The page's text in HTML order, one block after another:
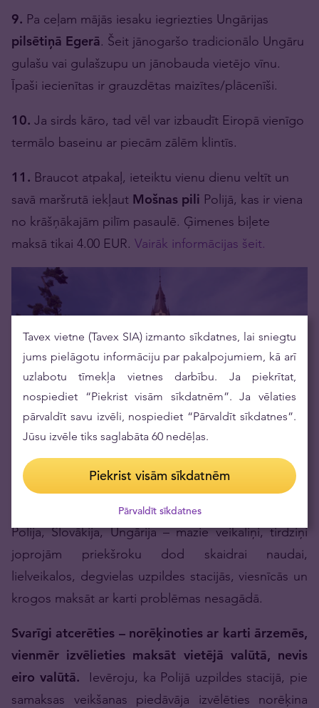
9. Pa ceļam mājās iesaku iegriezties Ungārijas
pilsētiņā Egerā. Šeit jānogaršo tradicionālo Ungāru
gulašu vai gulašzupu un jānobauda vietējo vīnu.
Īpaši iecienītas ir grauzdētas maizītes/plācenīši.
10. Ja sirds kāro, tad vēl var izbaudīt Eiropā vienīgo
termālo baseinu ar piecām zālēm klintīs.
11. Braucot atpakaļ, ieteiktu vienu dienu veltīt un
savā maršrutā iekļaut Mošnas pili Polijā, kas ir viena
no krāšņākajām pilīm pasaulē. Ģimenes biļete
maksā tikai 4.00 EUR. Vairāk informācijas šeit.
Naudas lietas sakārtojiet pirms tam
Katrā braucienā ir vērts līdzi paņemt skaidru naudu,
kas ir pierādījies un attaisnojies ne vienu reizi vien.
Polija, Slovākija, Ungārija – mazie veikaliņi, tirdziņi
joprojām priekšroku dod skaidrai naudai,
lielveikalos, degvielas uzpildes stacijās, viesnīcās un
krogos maksāt ar karti problēmas nesagādā.
Svarīgi atcerēties – norēķinoties ar karti ārzemēs,
vienmēr izvēlieties maksāt vietējā valūtā, nevis
eiro valūtā. Ievēroju, ka Polijā uzpildes stacijā, pie
samaksas veikšanas piedāvāja izvēlēties norēķina
Tavex vietne (Tavex SIA) izmanto sīkdatnes, lai sniegtu
jums pielāgotu informāciju par pakalpojumiem, kā arī
uzlabotu tīmekļa vietnes darbību. Ja piekrītat,
nospiediet “Piekrist visām sīkdatnēm”. Ja vēlaties
pārvaldīt savu izvēli, nospiediet “Pārvaldīt sīkdatnes”.
Jūsu izvēle tiks saglabāta 60 nedēļas.
Piekrist visām sīkdatnēm
Pārvaldīt sīkdatnes